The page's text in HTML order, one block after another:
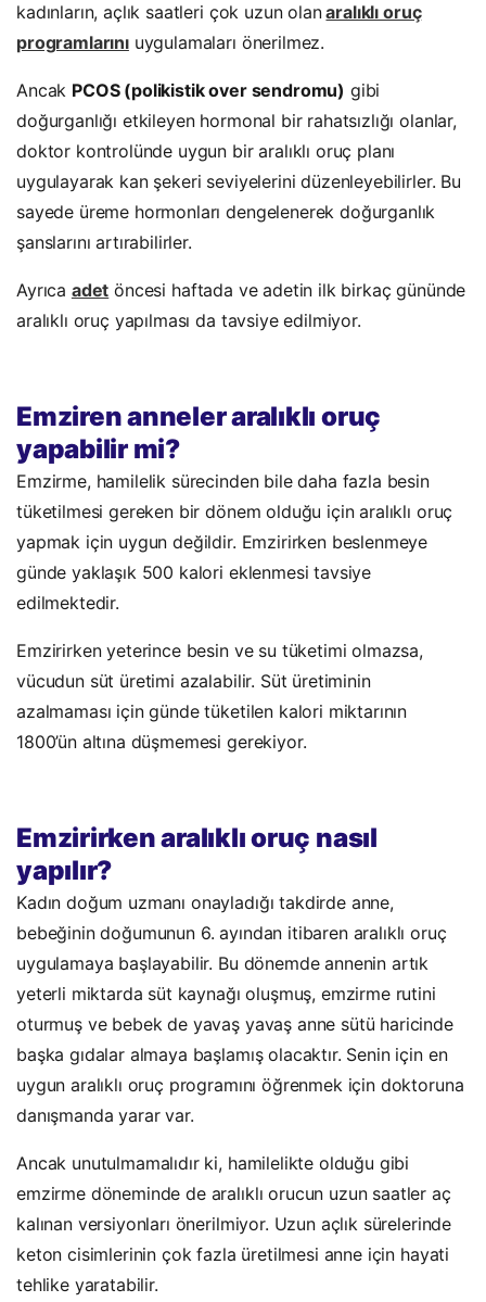
kadınların, açlık saatleri çok uzun olanaralıklı oruç
programlarınıuygulamaları önerilmez.
Ancak PCOS (polikistik over sendromu) gibi
doğurganlığı etkileyen hormonal bir rahatsızlığı olanlar,
doktor kontrolünde uygun bir aralıklı oruç planı
uygulayarak kan şekeri seviyelerini düzenleyebilirler. Bu
sayede üreme hormonları dengelenerek doğurganlık
şanslarını artırabilirler.
Ayrıca adet öncesi haftada ve adetin ilk birkaç gününde
aralıklı oruç yapılması da tavsiye edilmiyor.
Emziren anneler aralıklı oruç
yapabilir mi?
Emzirme, hamilelik sürecinden bile daha fazla besin
tüketilmesi gereken bir dönem olduğu için aralıklı oruç
yapmak için uygun değildir. Emzirirken beslenmeye
günde yaklaşık 500 kalori eklenmesi tavsiye
edilmektedir.
Emzirirken yeterince besin ve su tüketimi olmazsa,
vücudun süt üretimi azalabilir. Süt üretiminin
azalmaması için günde tüketilen kalori miktarının
1800’ün altına düşmemesi gerekiyor.
Emzirirken aralıklı oruç nasıl
yapılır?
‍Kadın doğum uzmanı onayladığı takdirde anne,
bebeğinin doğumunun 6. ayından itibaren aralıklı oruç
uygulamaya başlayabilir. Bu dönemde annenin artık
yeterli miktarda süt kaynağı oluşmuş, emzirme rutini
oturmuş ve bebek de yavaş yavaş anne sütü haricinde
başka gıdalar almaya başlamış olacaktır. Senin için en
uygun aralıklı oruç programını öğrenmek için doktoruna
danışmanda yarar var.
Ancak unutulmamalıdır ki, hamilelikte olduğu gibi
emzirme döneminde de aralıklı orucun uzun saatler aç
kalınan versiyonları önerilmiyor. Uzun açlık sürelerinde
keton cisimlerinin çok fazla üretilmesi anne için hayati
tehlike yaratabilir.